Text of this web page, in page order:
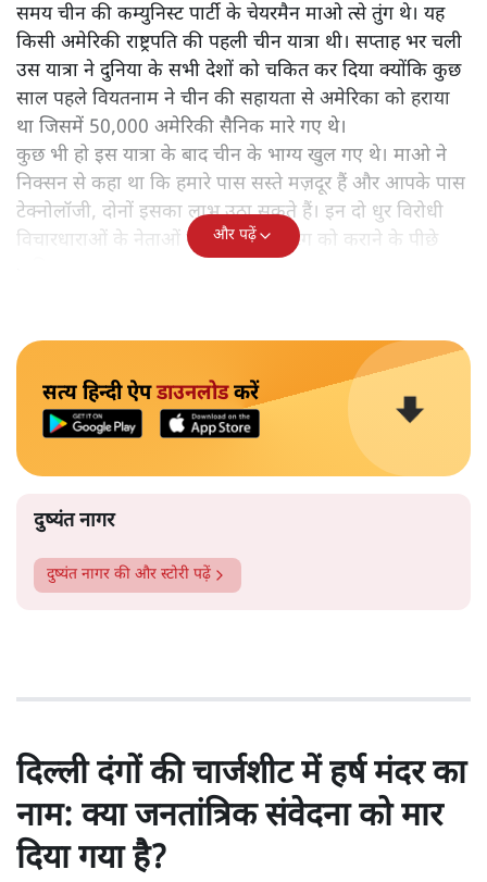
समय चीन की कम्युनिस्ट पार्टी के चेयरमैन माओ त्से तुंग थे। यह
किसी अमेरिकी राष्ट्रपति की पहली चीन यात्रा थी। सप्ताह भर चली
उस यात्रा ने दुनिया के सभी देशों को चकित कर दिया क्योंकि कुछ
साल पहले वियतनाम ने चीन की सहायता से अमेरिका को हराया
था जिसमें 50,000 अमेरिकी सैनिक मारे गए थे।
कुछ भी हो इस यात्रा के बाद चीन के भाग्य खुल गए थे। माओ ने
निक्सन से कहा था कि हमारे पास सस्ते मज़दूर हैं और आपके पास
टेक्नोलॉजी, दोनों इसका लाभ उठा सकते हैं। इन दो धुर विरोधी
विचारधाराओं के नेताओं के बीच इस मीटिंग को कराने के पीछे
और पढ़ें
सत्य हिन्दी ऐपडाउनलोडकरें
दुष्यंत नागर
दुष्यंत नागर की और स्टोरी पढ़ें
दिल्ली दंगों की चार्जशीट में हर्ष मंदर का
नाम: क्या जनतांत्रिक संवेदना को मार
दिया गया है?